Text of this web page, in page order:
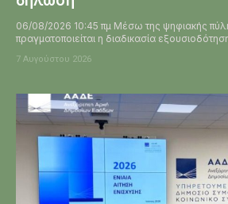
06/08/2026 10:45 πμ Μέσω της ψηφιακής πύλης myAADE
πραγματοποιείται η διαδικασία
7 Αυγούστου 2026